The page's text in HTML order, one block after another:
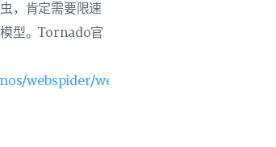
，肯定需要限速
型。Tornado官
webspider/webspider.py)]